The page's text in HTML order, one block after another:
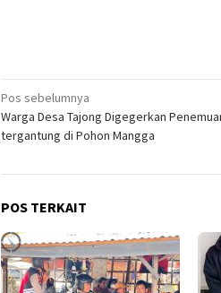
Navigasi
pos
Pos sebelumnya
Warga Desa Tajong Digegerkan
tergantung di Pohon Mangga
POS TERKAIT